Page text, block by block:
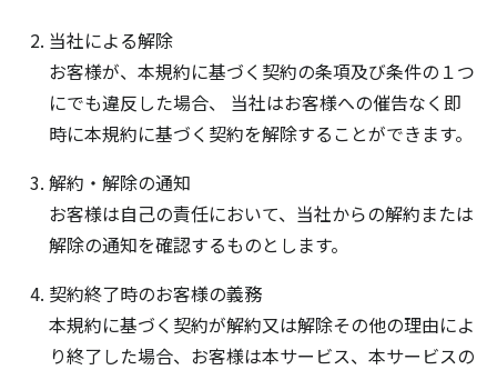
当社による解除
お客様が、本規約に基づく契約の条項及び条件の１つ
にでも違反した場合、 当社はお客様への催告なく即
時に本規約に基づく契約を解除することができます。
解約・解除の通知
お客様は自己の責任において、当社からの解約または
解除の通知を確認するものとします。
契約終了時のお客様の義務
本規約に基づく契約が解約又は解除その他の理由によ
り終了した場合、お客様は本サービス、本サービスの